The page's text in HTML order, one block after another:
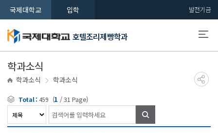
국제대학교 입학 발전기금
호텔조리제빵학과
학과소식 학과소식
학과소식
Total : 459 (1 /31 Page)